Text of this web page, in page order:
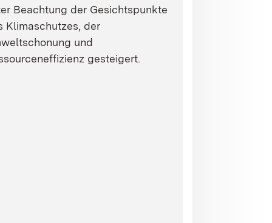
Beachtung der Gesichtspunkte
Klimaschutzes, der
und
gesteigert.